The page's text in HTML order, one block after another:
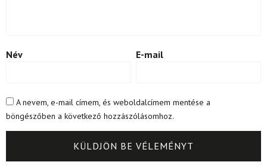
Név E-mail
A nevem, e-mail címem, és weboldalcímem mentése a
böngészőben a következő hozzászólásomhoz.